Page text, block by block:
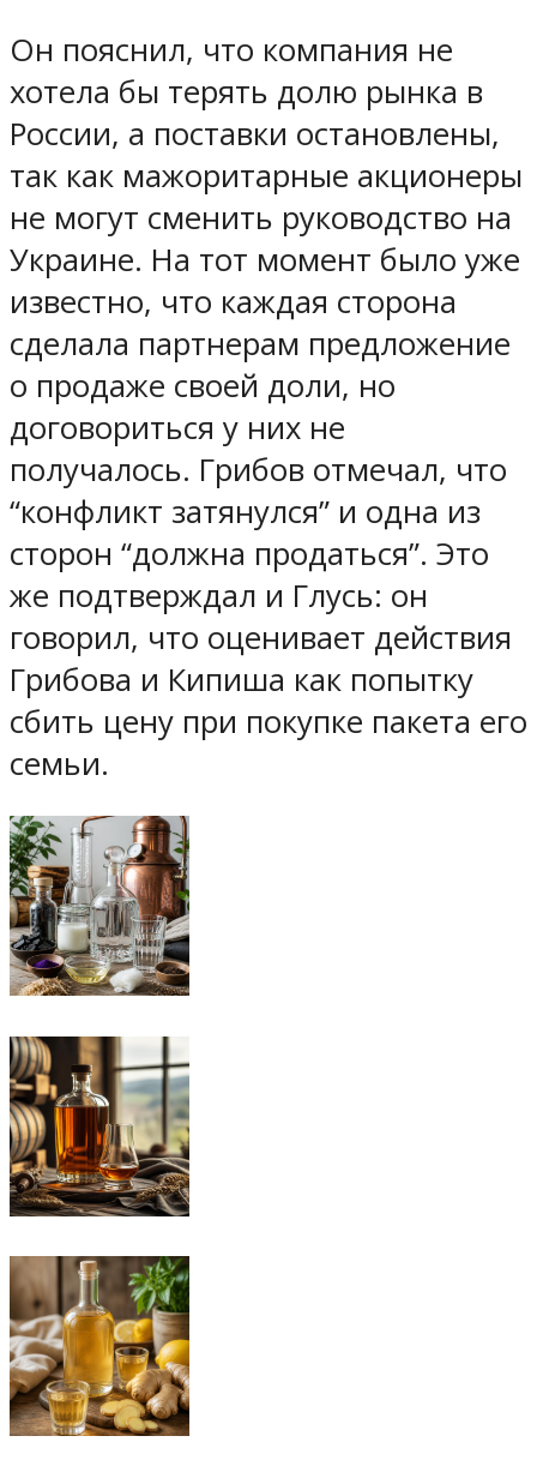
Он пояснил, что компания не
хотела бы терять долю рынка в
России, а поставки остановлены,
так как мажоритарные акционеры
не могут сменить руководство на
Украине. На тот момент было уже
известно, что каждая сторона
сделала партнерам предложение
о продаже своей доли, но
договориться у них не
получалось. Грибов отмечал, что
“конфликт затянулся” и одна из
сторон “должна продаться”. Это
же подтверждал и Глусь: он
говорил, что оценивает действия
Грибова и Кипиша как попытку
сбить цену при покупке пакета его
семьи.